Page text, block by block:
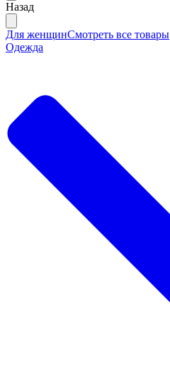
Назад
Для женщинСмотреть все товары
Одежда